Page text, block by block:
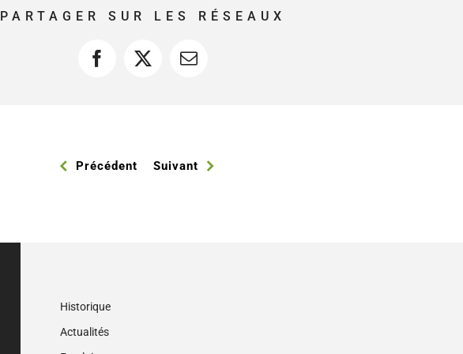
PARTAGER SUR LES RÉSEAUX
Facebook
X Courriel
Précédent Suivant
Historique
Actualités